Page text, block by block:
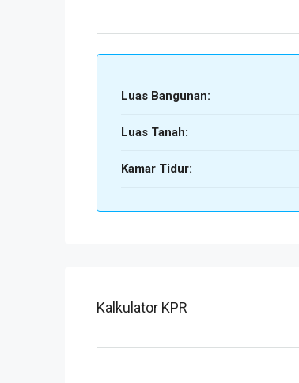
Luas Bangunan:
Luas Tanah:
Kamar Tidur:
Kalkulator KPR